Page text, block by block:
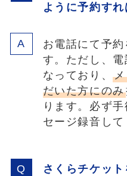
ように予約す
お電話にて予
す。ただし、
なっており、
だいた方にのみ
ります。必ず
セージ録音して
さくらチケッ